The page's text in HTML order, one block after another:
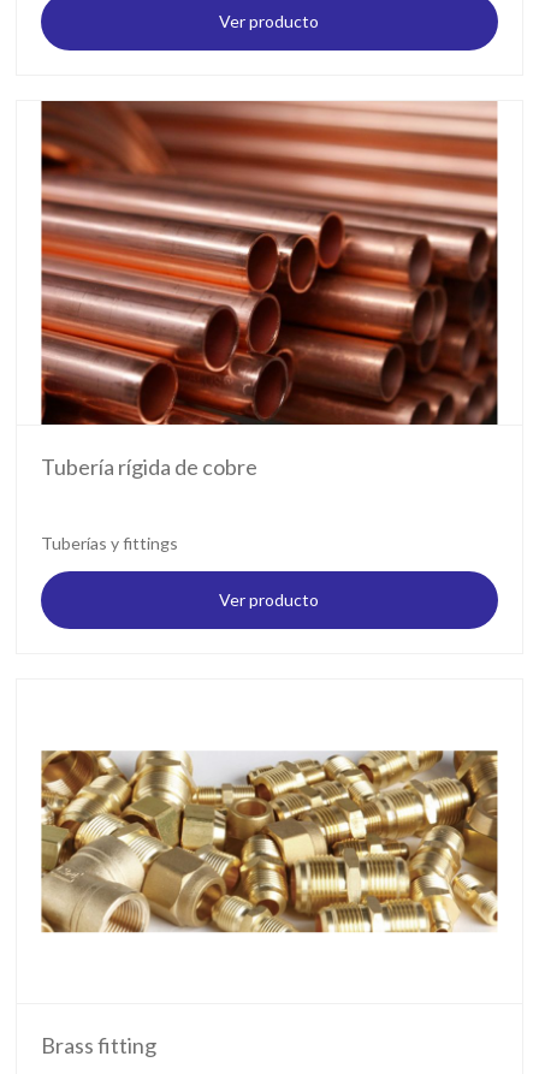
Ver producto
Tubería rígida de cobre
Tuberías y fittings
Ver producto
Brass fitting